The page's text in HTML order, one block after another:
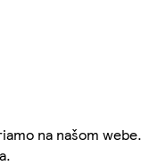
na našom webe.